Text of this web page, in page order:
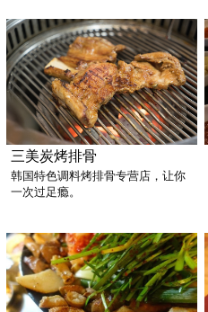
三美炭烤排骨
韩国特色调料烤排骨专营店，让你
一次过足瘾。